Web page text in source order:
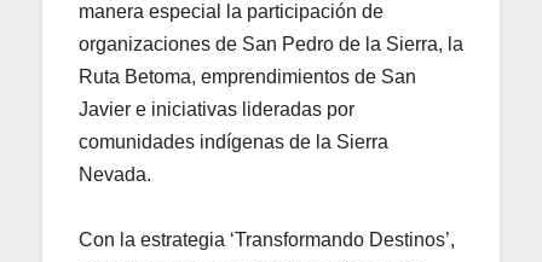
manera especial la participación de
organizaciones de San Pedro de la Sierra, la
Ruta Betoma, emprendimientos de San
Javier e iniciativas lideradas por
comunidades indígenas de la Sierra
Nevada.
Con la estrategia ‘Transformando Destinos’,